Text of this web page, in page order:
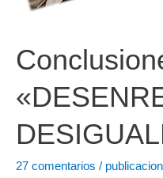
27 comentarios /